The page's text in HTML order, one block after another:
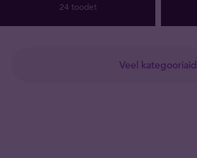
Veel kategooriaid
24 toodet